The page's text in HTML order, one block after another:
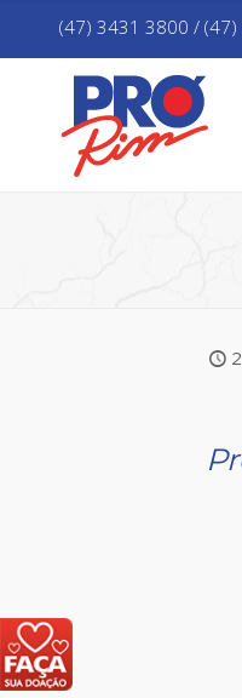
(47) 3431 3800 /